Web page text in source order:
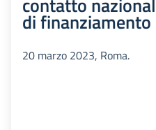
di finanziamento
20 marzo 2023, Roma.